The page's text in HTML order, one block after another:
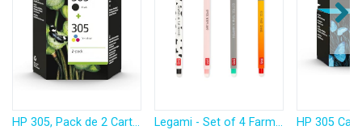
HP 305, Pack de 2 Cartouches d’Encre Originales, 6ZD17AE, Noir, Cyan, Jaune, Magenta
Legami - Set of 4 Farm Sweet Farm Erasable Gel Pens, Stylos à encre thermosensible effaçable, noir, rose, vert, rouge, efface sans consommer de feuille, pointe 0,7 mm